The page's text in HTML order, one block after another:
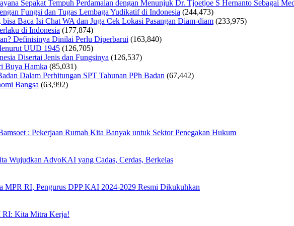
Sepakat Tempuh Perdamaian dengan Menunjuk Dr. Tjoetjoe S Hernanto Sebagai
Fungsi dan Tugas Lembaga Yudikatif di Indonesia (244,473)
Baca Isi Chat WA dan Juga Cek Lokasi Pasangan Diam-diam (233,975)
di Indonesia (177,874)
Definisinya Dinilai Perlu Diperbarui (163,840)
UUD 1945 (126,705)
Disertai Jenis dan Fungsinya (126,537)
Buya Hamka (85,031)
Dalam Perhitungan SPT Tahunan PPh Badan (67,442)
Bangsa (63,992)
: Pekerjaan Rumah Kita Banyak untuk Sektor Penegakan Hukum
Wujudkan AdvoKAI yang Cadas, Cerdas, Berkelas
MPR RI, Pengurus DPP KAI 2024-2029 Resmi Dikukuhkan
RI: Kita Mitra Kerja!